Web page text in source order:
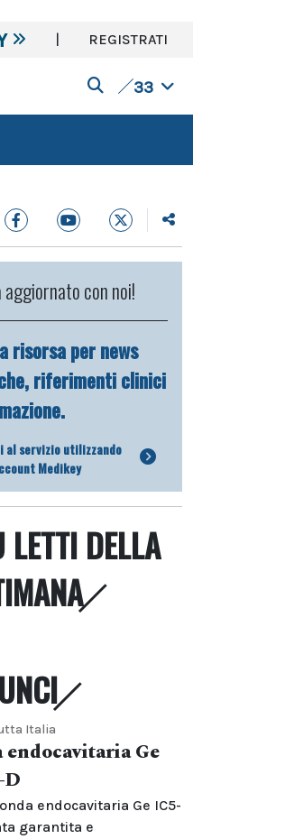
| REGISTRATI
33
aggiornato con noi!
risorsa per news
riferimenti clinici
servizio utilizzando
Medikey
DELLA
Italia
endocavitaria Ge
endocavitaria Ge IC5-
garantita e